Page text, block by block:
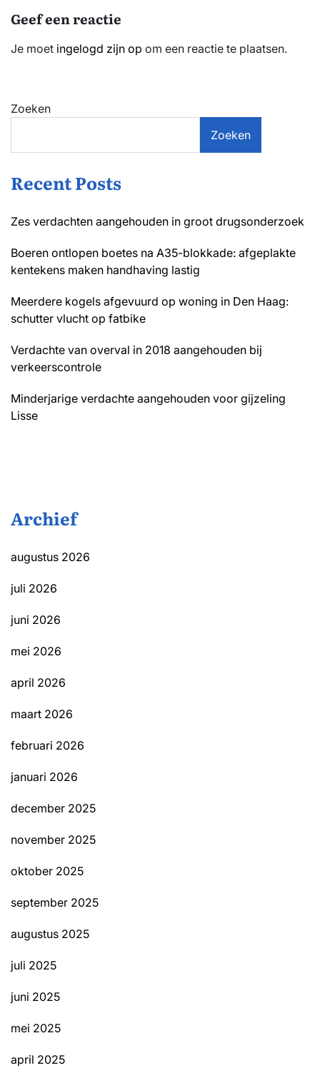
Geef een reactie
Je moet ingelogd zijn op om een reactie te plaatsen.
Zoeken
Zoeken
Recent Posts
Zes verdachten aangehouden in groot drugsonderzoek
Boeren ontlopen boetes na A35-blokkade: afgeplakte
kentekens maken handhaving lastig
Meerdere kogels afgevuurd op woning in Den Haag:
schutter vlucht op fatbike
Verdachte van overval in 2018 aangehouden bij
verkeerscontrole
Minderjarige verdachte aangehouden voor gijzeling
Lisse
Archief
augustus 2026
juli 2026
juni 2026
mei 2026
april 2026
maart 2026
februari 2026
januari 2026
december 2025
november 2025
oktober 2025
september 2025
augustus 2025
juli 2025
juni 2025
mei 2025
april 2025